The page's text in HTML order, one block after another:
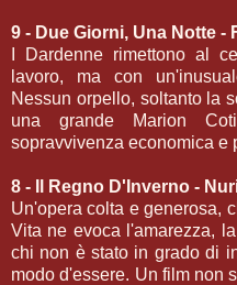
9 - Due Giorni, Una Notte -
I Dardenne rimettono al
lavoro, ma con
Nessun orpello, soltanto la
una grande Marion
sopravvivenza economica e
8 - Il Regno D'Inverno -
Un'opera colta e generosa,
Vita ne evoca l'amarezza,
chi non è stato in grado di
modo d'essere. Un film non